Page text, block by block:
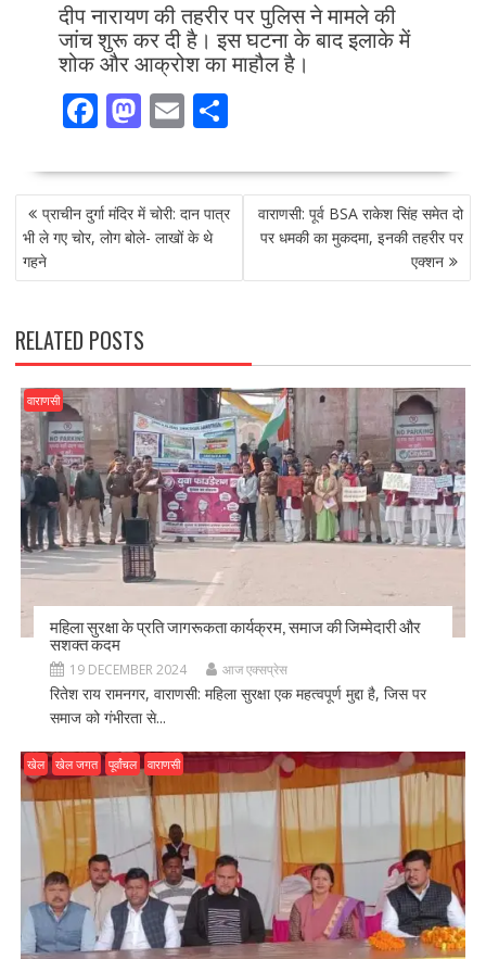
दीप नारायण की तहरीर पर पुलिस ने मामले की
जांच शुरू कर दी है। इस घटना के बाद इलाके में
शोक और आक्रोश का माहौल है।
F
e
b
o
o
k
M
to
d
o
n
E
ai
l
S
ar
e
POST
NAVIGATION
प्राचीन दुर्गा मंदिर में चोरी: दान पात्र
भी ले गए चोर, लोग बोले- लाखों के थे
गहने
वाराणसी: पूर्व BSA राकेश सिंह समेत दो
पर धमकी का मुकदमा, इनकी तहरीर पर
एक्शन
RELATED POSTS
वाराणसी
महिला सुरक्षा के प्रति जागरूकता कार्यक्रम, समाज की जिम्मेदारी और
सशक्त कदम
19 DECEMBER 2024 आज एक्सप्रेस
रितेश राय रामनगर, वाराणसी: महिला सुरक्षा एक महत्वपूर्ण मुद्दा है, जिस पर
समाज को गंभीरता से...
खेल खेल जगत पूर्वांचल वाराणसी